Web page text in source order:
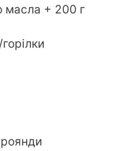
масла + 200 г